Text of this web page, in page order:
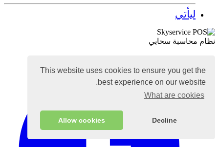
This website uses cookies to ensure you get the
best experience on our website.
What are cookies
Decline
Allow cookies
ليأتي
نظام محاسبة سحابي